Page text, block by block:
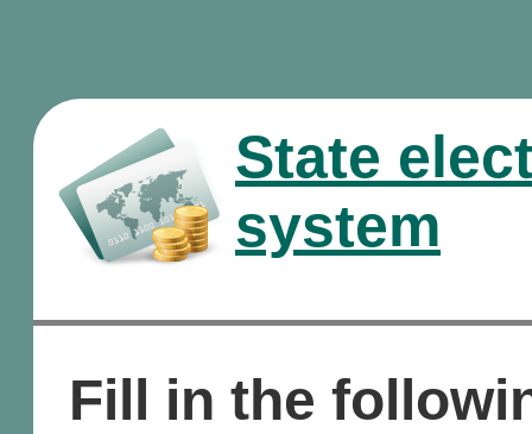
State
system
Fill in the